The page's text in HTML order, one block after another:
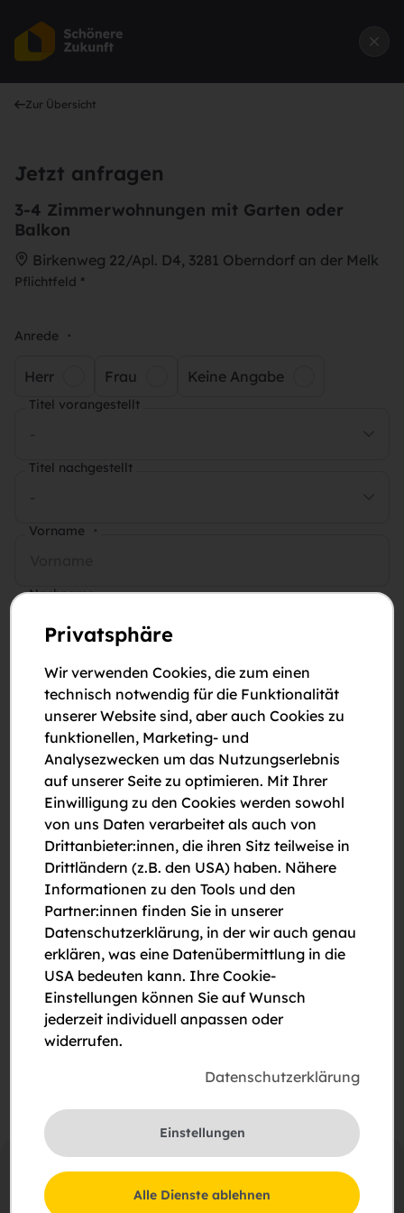
Zur Übersicht
Jetzt anfragen
3-4 Zimmerwohnungen mit Garten oder
Balkon
Birkenweg 22/Apl. D4, 3281 Oberndorf an der Melk
Pflichtfeld *
Anrede *
Herr Frau Keine Angabe
Titel vorangestellt
Titel nachgestellt
Vorname *
Nachname *
Telefonnummer *
Anmerkungen
Bitte um Rückruf
Bitte um eine Besichtigung
Ich stimme der Erklärung zum
Privatsphäre
Wir verwenden Cookies, die zum einen
technisch notwendig für die Funktionalität
unserer Website sind, aber auch Cookies zu
funktionellen, Marketing- und
Analysezwecken um das Nutzungserlebnis
auf unserer Seite zu optimieren. Mit Ihrer
Einwilligung zu den Cookies werden sowohl
von uns Daten verarbeitet als auch von
Drittanbieter:innen, die ihren Sitz teilweise in
Drittländern (z.B. den USA) haben. Nähere
Informationen zu den Tools und den
Partner:innen finden Sie in unserer
Datenschutzerklärung, in der wir auch genau
erklären, was eine Datenübermittlung in die
USA bedeuten kann. Ihre Cookie-
Einstellungen können Sie auf Wunsch
jederzeit individuell anpassen oder
widerrufen.
Datenschutzerklärung
Einstellungen
Alle Dienste ablehnen